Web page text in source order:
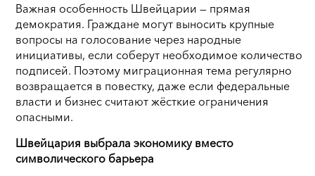
Важная особенность Швейцарии — прямая
демократия. Граждане могут выносить крупные
вопросы на голосование через народные
инициативы, если соберут необходимое количество
подписей. Поэтому миграционная тема регулярно
возвращается в повестку, даже если федеральные
власти и бизнес считают жёсткие ограничения
опасными.
Швейцария выбрала экономику вместо
символического барьера